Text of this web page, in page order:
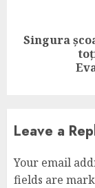
Next
Singura
Leave a
Your email
fields are